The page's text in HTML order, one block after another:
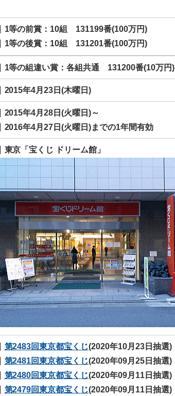
1等の前賞：10組 131199番(100万円)
1等の後賞：10組 131201番(100万円)
1等の組違い賞：各組共通 131200番(10万円)
2015年4月23日(木曜日)
2015年4月28日(火曜日)～
2016年4月27日(火曜日)までの1年間有効
東京「宝くじ ドリーム館」
第2483回東京都宝くじ(2020年10月23日抽選)
第2481回東京都宝くじ(2020年09月25日抽選)
第2480回東京都宝くじ(2020年09月11日抽選)
第2479回東京都宝くじ(2020年09月11日抽選)